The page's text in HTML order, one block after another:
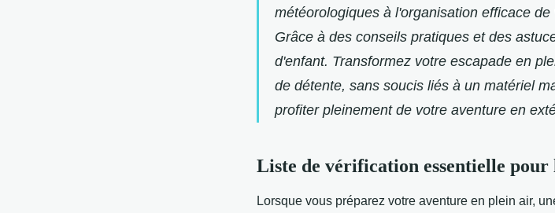
météorologiques à l'organisation efficace
Grâce à des conseils pratiques et des
d'enfant. Transformez votre escapade en
de détente, sans soucis liés à un matériel
profiter pleinement de votre aventure en
Liste de vérification essentielle
Lorsque vous préparez votre aventure en plein air,